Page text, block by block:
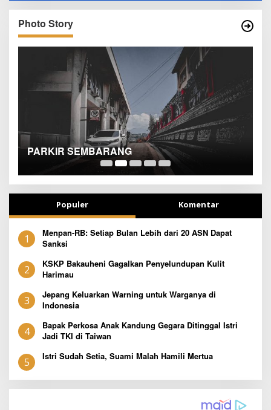
Photo Story
SEJAK DINI
Populer Komentar
1
Menpan-RB: Setiap Bulan Lebih dari 20 ASN Dapat
Sanksi
2
KSKP Bakauheni Gagalkan Penyelundupan Kulit
Harimau
3
Jepang Keluarkan Warning untuk Warganya di
Indonesia
4
Bapak Perkosa Anak Kandung Gegara Ditinggal Istri
Jadi TKI di Taiwan
5 Istri Sudah Setia, Suami Malah Hamili Mertua